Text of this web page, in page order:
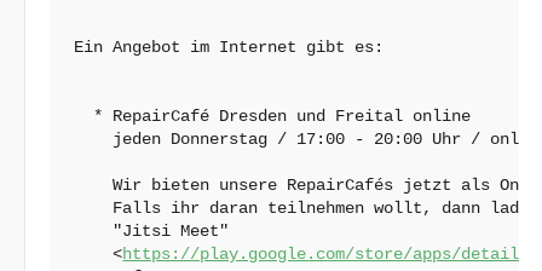
Ein Angebot im Internet gibt es:
  * RepairCafé Dresden und Freital online
jeden Donnerstag / 17:00 - 20:00 Uhr /
Wir bieten unsere RepairCafés jetzt als
Falls ihr daran teilnehmen wollt, dann
    "Jitsi Meet"
    <
https://play.google.com/store/apps/